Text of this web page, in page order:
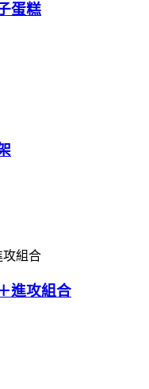
蛋糕
進攻組合